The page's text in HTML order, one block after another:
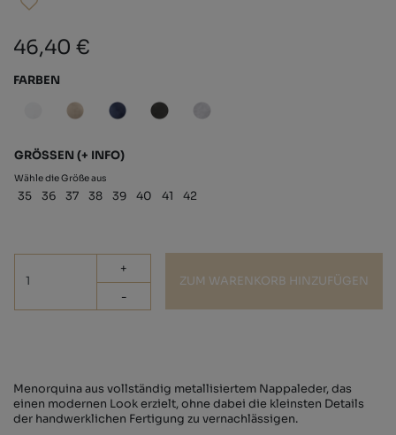
46,40 €
FARBEN
GRÖSSEN (+ INFO)
Wähle die Größe aus
35 36 37 38 39 40 41 42
+
-
ZUM WARENKORB HINZUFÜGEN
Menorquina aus vollständig metallisiertem Nappaleder, das
einen modernen Look erzielt, ohne dabei die kleinsten Details
der handwerklichen Fertigung zu vernachlässigen.